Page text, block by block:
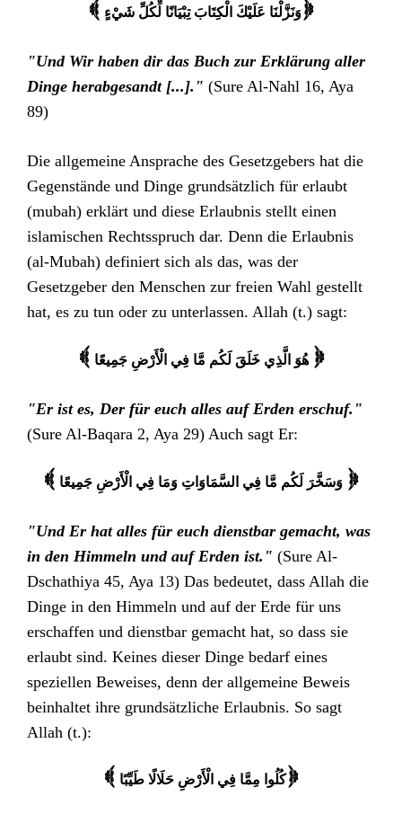
{ وَنَزَّلْنَا عَلَيْكَ الْكِتَابَ تِبْيَانًا لِّكُلِّ شَيْءٍ}
"Und Wir haben dir das Buch zur Erklärung aller
Dinge herabgesandt [...]." (Sure Al-Nahl 16, Aya
89)
Die allgemeine Ansprache des Gesetzgebers hat die
Gegenstände und Dinge grundsätzlich für erlaubt
(mubah) erklärt und diese Erlaubnis stellt einen
islamischen Rechtsspruch dar. Denn die Erlaubnis
(al-Mubah) definiert sich als das, was der
Gesetzgeber den Menschen zur freien Wahl gestellt
hat, es zu tun oder zu unterlassen. Allah (t.) sagt:
{ هُوَ الَّذِي خَلَقَ لَكُم مَّا فِي الْأَرْضِ جَمِيعًا }
"Er ist es, Der für euch alles auf Erden erschuf."
(Sure Al-Baqara 2, Aya 29) Auch sagt Er:
{ }
"Und Er hat alles für euch dienstbar gemacht, was
in den Himmeln und auf Erden ist." (Sure Al-
Dschathiya 45, Aya 13) Das bedeutet, dass Allah die
Dinge in den Himmeln und auf der Erde für uns
erschaffen und dienstbar gemacht hat, so dass sie
erlaubt sind. Keines dieser Dinge bedarf eines
speziellen Beweises, denn der allgemeine Beweis
beinhaltet ihre grundsätzliche Erlaubnis. So sagt
Allah (t.):
{ كُلُوا مِمَّا فِي الْأَرْضِ حَلَالًا طَيِّبًا}